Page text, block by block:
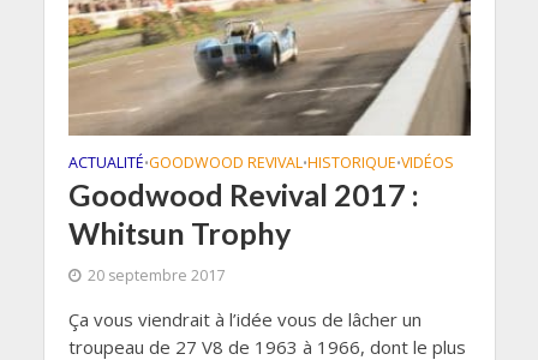
ACTUALITÉ•GOODWOOD REVIVAL•HISTORIQUE•VIDÉOS
Goodwood Revival 2017 :
Whitsun Trophy
20 septembre 2017
Ça vous viendrait à l’idée vous de lâcher un
troupeau de 27 V8 de 1963 à 1966, dont le plus